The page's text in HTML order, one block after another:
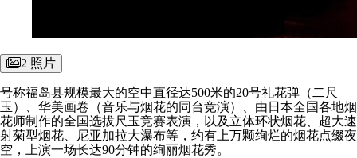
2 照片
号称福岛县规模最大的空中直径达500米的20号礼花弹（二尺
玉）、华美画卷（音乐与烟花的同台竞演）、由日本全国各地烟
花师制作的全国选拔尺玉竞赛表演，以及立体环状烟花、超大速
射菊型烟花、尼亚加拉大瀑布等，约有上万颗绚烂的烟花点缀夜
空，上演一场长达90分钟的绚丽烟花秀。